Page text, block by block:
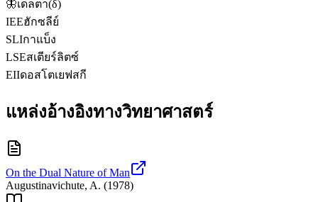
🦋เดลตา(δ)
IEEฮักซลีย์
SLIกาแบ็ง
LSEสเตียร์ลิตซ์
EIIดอสโตเยฟสกี
แหล่งอ้างอิงทางวิทยาศาสตร์
On the Dual Nature of Man
Augustinavichute, A. (1978)